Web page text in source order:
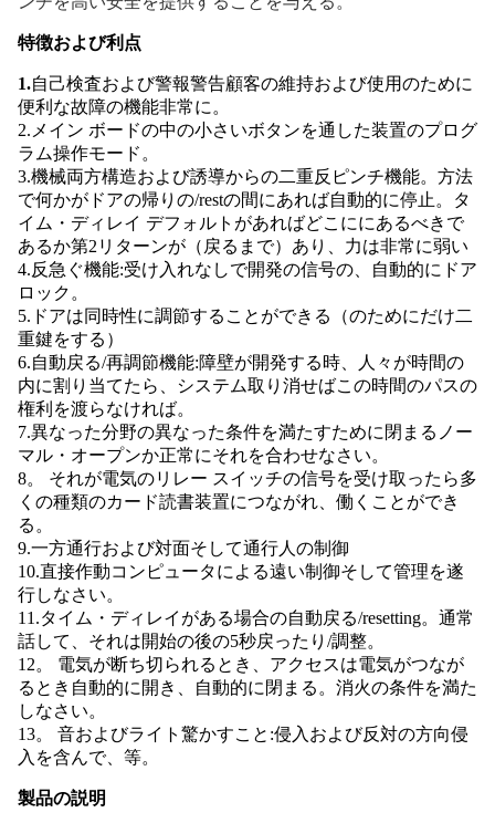
特徴および利点
1.自己検査および警報警告顧客の維持および使用のために
便利な故障の機能非常に。
2.メイン ボードの中の小さいボタンを通した装置のプログ
ラム操作モード。
3.機械両方構造および誘導からの二重反ピンチ機能。方法
で何かがドアの帰りの/restの間にあれば自動的に停止。タ
イム・ディレイ デフォルトがあればどこににあるべきで
あるか第2リターンが（戻るまで）あり、力は非常に弱い
4.反急ぐ機能:受け入れなしで開発の信号の、自動的にドア
ロック。
5.ドアは同時性に調節することができる（のためにだけ二
重鍵をする）
6.自動戻る/再調節機能:障壁が開発する時、人々が時間の
内に割り当てたら、システム取り消せばこの時間のパスの
権利を渡らなければ。
7.異なった分野の異なった条件を満たすために閉まるノー
マル・オープンか正常にそれを合わせなさい。
8。 それが電気のリレー スイッチの信号を受け取ったら多
くの種類のカード読書装置につながれ、働くことができ
る。
9.一方通行および対面そして通行人の制御
10.直接作動コンピュータによる遠い制御そして管理を遂
行しなさい。
11.タイム・ディレイがある場合の自動戻る/resetting。通常
話して、それは開始の後の5秒戻ったり/調整。
12。 電気が断ち切られるとき、アクセスは電気がつなが
るとき自動的に開き、自動的に閉まる。消火の条件を満た
しなさい。
13。 音およびライト驚かすこと:侵入および反対の方向侵
入を含んで、等。
製品の説明